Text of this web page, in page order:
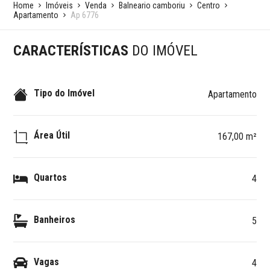
Home Imóveis Venda Balneario camboriu
Centro
Apartamento
Ap 6776
CARACTERÍSTICAS DO IMÓVEL
Tipo do Imóvel Apartamento
Área Útil 167,00 m²
Quartos 4
Banheiros 5
Vagas 4